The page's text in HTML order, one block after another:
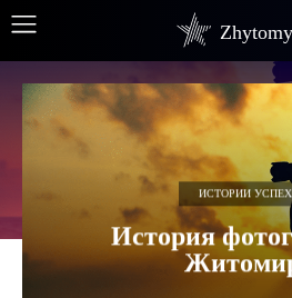
ИСТОРИИ
История